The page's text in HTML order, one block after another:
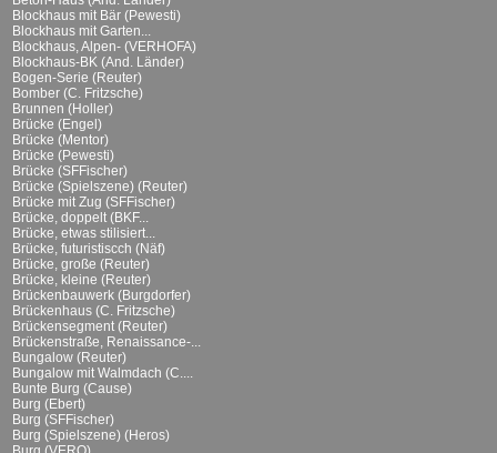
Blockhaus mit Bär (Pewesti)
Blockhaus mit Garten...
Blockhaus, Alpen- (VERHOFA)
Blockhaus-BK (And. Länder)
Bogen-Serie (Reuter)
Bomber (C. Fritzsche)
Brunnen (Holler)
Brücke (Engel)
Brücke (Mentor)
Brücke (Pewesti)
Brücke (SFFischer)
Brücke (Spielszene) (Reuter)
Brücke mit Zug (SFFischer)
Brücke, doppelt (BKF...
Brücke, etwas stilisiert...
Brücke, futuristiscch (Näf)
Brücke, große (Reuter)
Brücke, kleine (Reuter)
Brückenbauwerk (Burgdorfer)
Brückenhaus (C. Fritzsche)
Brückensegment (Reuter)
Brückenstraße, Renaissance-...
Bungalow (Reuter)
Bungalow mit Walmdach (C....
Bunte Burg (Cause)
Burg (Ebert)
Burg (SFFischer)
Burg (Spielszene) (Heros)